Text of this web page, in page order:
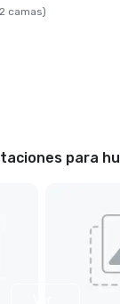
camas)
para